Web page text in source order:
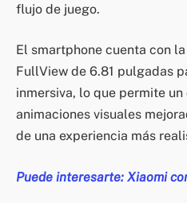
flujo de juego.
El smartphone cuenta con
FullView de 6.81 pulgadas
inmersiva, lo que permite
animaciones visuales
de una experiencia más
Puede interesarte: Xiaomi